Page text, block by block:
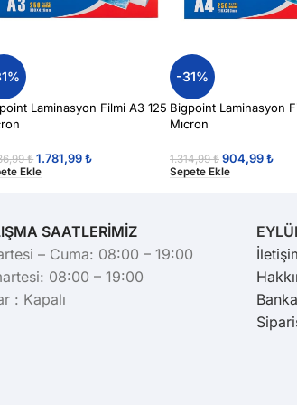
Laminasyon Filmi A3 125
₺ 1.781,99₺
Ekle
-31%
Bigpoint Laminasyon
Mıcron
1.314,99₺ 904,99₺
Sepete Ekle
SAATLERİMİZ
– Cuma: 08:00 – 19:00
08:00 – 19:00
: Kapalı